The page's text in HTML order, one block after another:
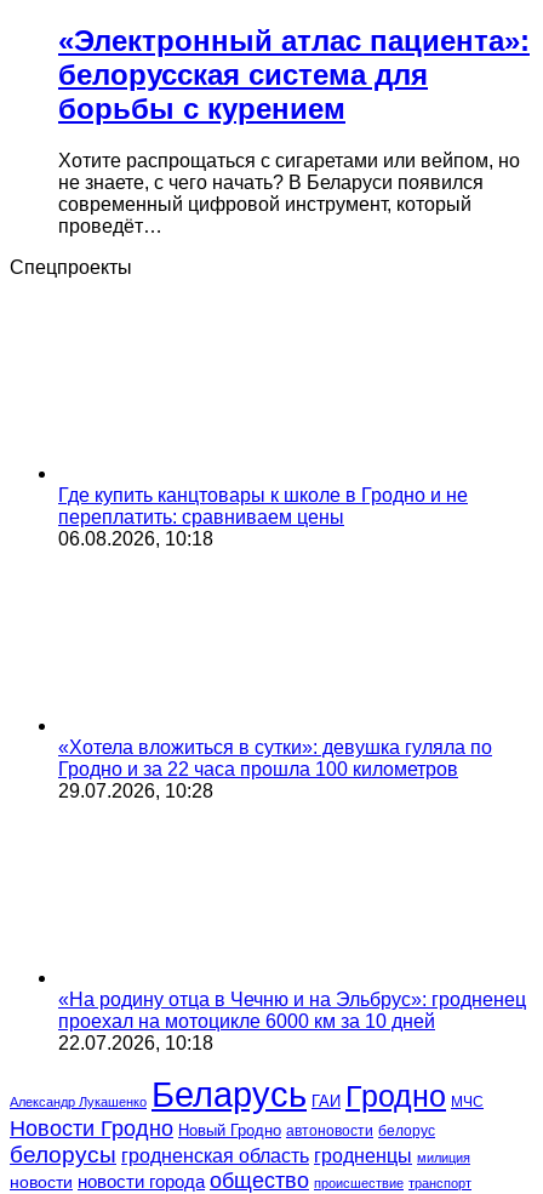
«Электронный атлас пациента»:
белорусская система для
борьбы с курением
Хотите распрощаться с сигаретами или вейпом, но
не знаете, с чего начать? В Беларуси появился
современный цифровой инструмент, который
проведёт…
Спецпроекты
Где купить канцтовары к школе в Гродно и не
переплатить: сравниваем цены
06.08.2026, 10:18
«Хотела вложиться в сутки»: девушка гуляла по
Гродно и за 22 часа прошла 100 километров
29.07.2026, 10:28
«На родину отца в Чечню и на Эльбрус»: гродненец
проехал на мотоцикле 6000 км за 10 дней
22.07.2026, 10:18
Александр Лукашенко Беларусь ГАИ Гродно МЧС
Новости Гродно Новый Гродно автоновости белорус
белорусы гродненская область гродненцы милиция
новости новости города общество происшествие транспорт